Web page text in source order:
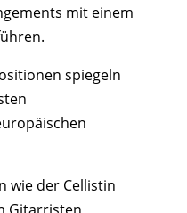
mit einem
spiegeln
wie der Cellistin